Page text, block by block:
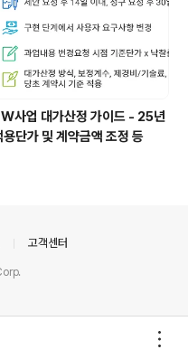
사업 대가산정 가이드 - 25년
용단가 및 계약금액 조정 등
고객센터